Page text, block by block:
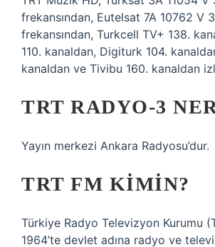
frekansından, Eutelsat 7A 10762 V
frekansından, Turkcell TV+ 138.
110. kanaldan, Digiturk 104.
kanaldan ve Tivibu 160. kanaldan
TRT RADYO-3
Yayın merkezi Ankara Radyosu’dur.
TRT FM KIMIN?
Türkiye Radyo Televizyon Kurumu
1964’te devlet adına radyo ve